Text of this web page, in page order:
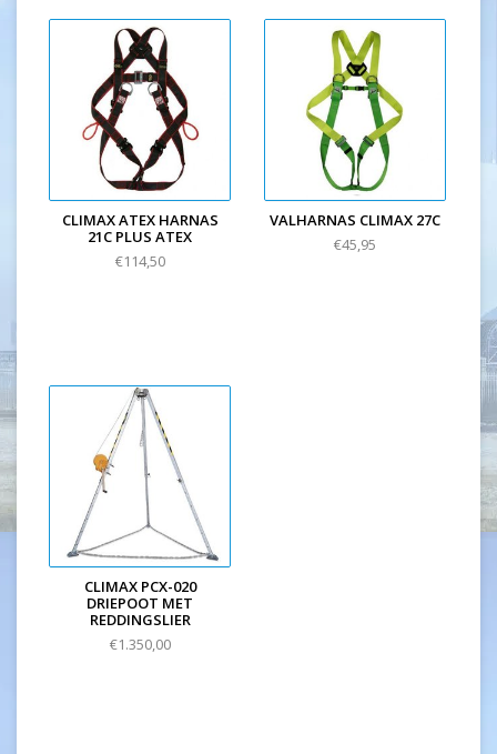
CLIMAX ATEX HARNAS
21C PLUS ATEX
€114,50
VALHARNAS CLIMAX 27C
€45,95
CLIMAX PCX-020
DRIEPOOT MET
REDDINGSLIER
€1.350,00